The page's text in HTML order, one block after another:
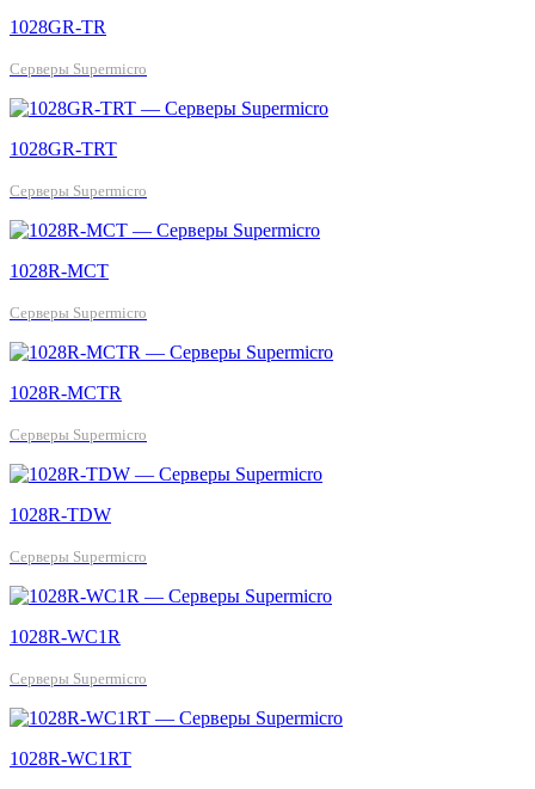
1028GR-TR
Серверы Supermicro
1028GR-TRT
Серверы Supermicro
1028R-MCT
Серверы Supermicro
1028R-MCTR
Серверы Supermicro
1028R-TDW
Серверы Supermicro
1028R-WC1R
Серверы Supermicro
1028R-WC1RT